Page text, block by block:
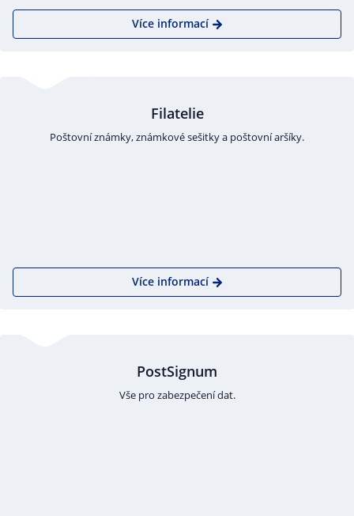
Více informací
Filatelie
Poštovní známky, známkové sešitky a poštovní aršíky.
Více informací
PostSignum
Vše pro zabezpečení dat.